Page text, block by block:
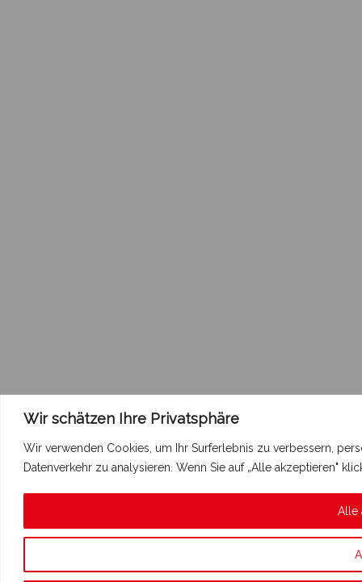
Wir schätzen Ihre Privatsphäre
Wir verwenden Cookies, um Ihr Surferlebnis zu verbessern,
Datenverkehr zu analysieren. Wenn Sie auf „Alle akzeptieren"
Alle